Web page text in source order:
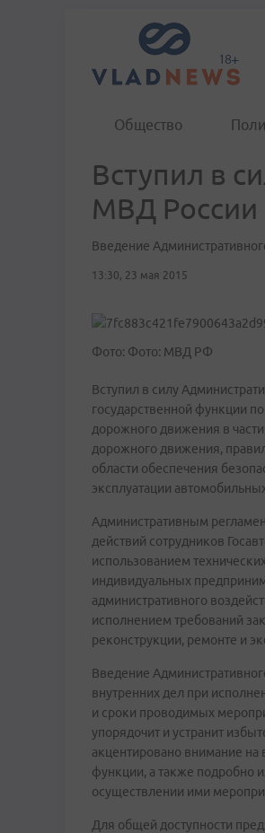
Общество
Вступил в
МВД России
Введение
13:30, 23 мая 2015
Фото: Фото: МВД РФ
Вступил в силу
государственной функции
дорожного движения в
дорожного движения,
области обеспечения
эксплуатации
Административным
действий сотрудников
использованием
индивидуальных
административного
исполнением требований
реконструкции, ремонте и
Введение
внутренних дел при
и сроки проводимых
упорядочит и устранит
акцентировано внимание
функции, а также подробно
осуществлении ими
Для общей доступности